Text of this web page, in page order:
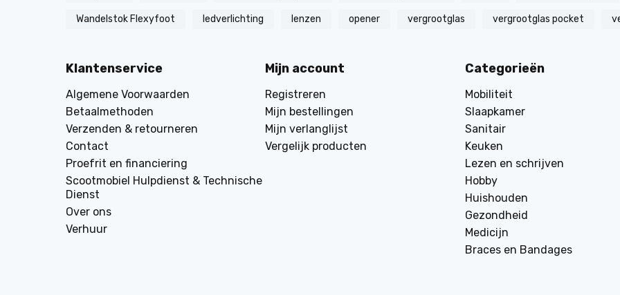
Wandelstok Flexyfoot ledverlichting lenzen opener vergrootglas vergrootglas pocket
Klantenservice
Algemene Voorwaarden
Betaalmethoden
Verzenden & retourneren
Contact
Proefrit en financiering
Scootmobiel Hulpdienst & Technische
Dienst
Over ons
Verhuur
Mijn account
Registreren
Mijn bestellingen
Mijn verlanglijst
Vergelijk producten
Categorieën
Mobiliteit
Slaapkamer
Sanitair
Keuken
Lezen en schrijven
Hobby
Huishouden
Gezondheid
Medicijn
Braces en Bandages